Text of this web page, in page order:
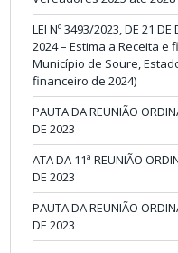
LEI Nº 3493/2023, DE 21
2024 – Estima a Receita e
Município de Soure,
financeiro de 2024)
PAUTA DA REUNIÃO
DE 2023
ATA DA 11ª REUNIÃO
DE 2023
PAUTA DA REUNIÃO
DE 2023